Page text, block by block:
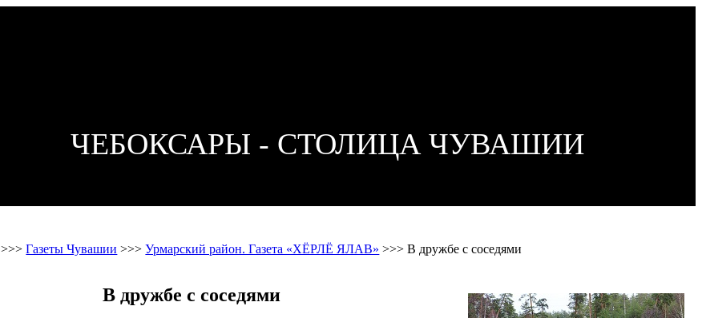
ЧЕБОКСАРЫ - СТОЛИЦА ЧУВАШИИ
>>>Газеты Чувашии >>>Урмарский район. Газета «ХЁРЛЁ ЯЛАВ» >>>В дружбе с соседями
В дружбе с соседями